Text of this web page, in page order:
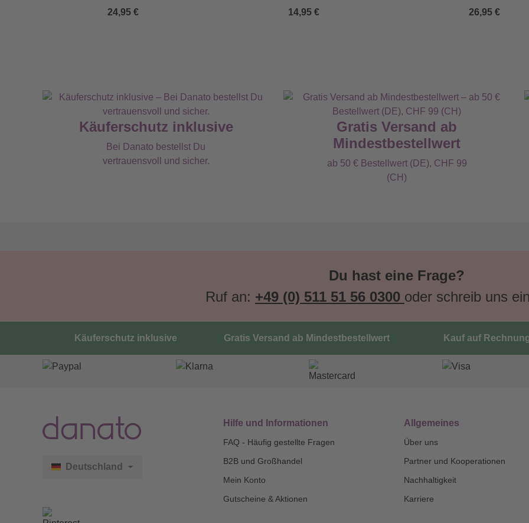
24,95 €
14,95 €
26,95 €
Käuferschutz inklusive
Bei Danato bestellst Du
vertrauensvoll und sicher.
Gratis Versand ab
Mindestbestellwert
ab 50 € Bestellwert (DE), CHF 99
(CH)
Du hast eine Frage?
Ruf an: +49 (0) 511 51 56 0300 oder schreib uns
Käuferschutz inklusive Gratis Versand ab Mindestbestellwert Kauf auf
Deutschland
Hilfe und Informationen
FAQ - Häufig gestellte Fragen
B2B und Großhandel
Mein Konto
Gutscheine & Aktionen
Allgemeines
Über uns
Partner und Kooperationen
Nachhaltigkeit
Karriere